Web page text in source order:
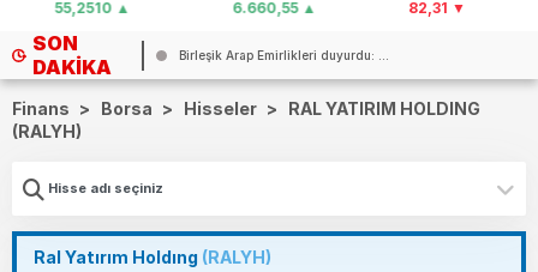
55,2510
6.660,55
SON
DAKIKA
Birleşik Arap Emirlikleri duyurdu: ...
Finans > Borsa > Hisseler >
RAL YATIRIM HOLDING
(RALYH)
Ral Yatırım Holdıng (RALYH)